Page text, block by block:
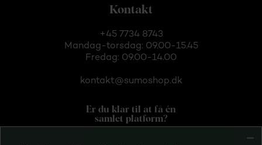
Kontakt
+45 7734 8743
Mandag-torsdag: 09.00-15.45
Fredag: 09.00-14.00
kontakt@sumoshop.dk
Er du klar til at få én
samlet platform?